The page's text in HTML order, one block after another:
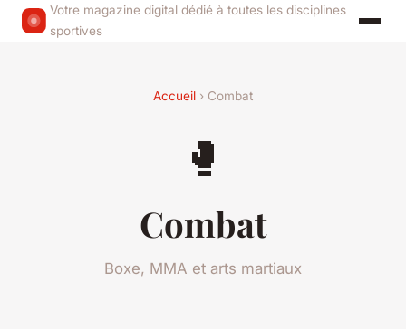
Votre magazine digital dédié à toutes les disciplines
sportives
Accueil › Combat
🥊
Combat
Boxe, MMA et arts martiaux